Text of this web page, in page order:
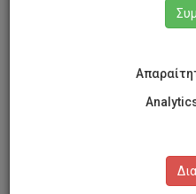
Σχολή
Τμήμα Ηλεκτρολόγων
Προσωπικό Τμήματος
Κυριάκος Δεληπαράσχος
Κυριάκος